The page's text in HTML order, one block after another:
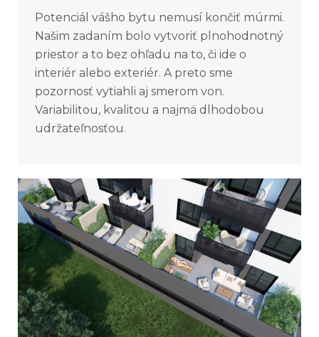
Potenciál vášho bytu nemusí končiť múrmi.
Našim zadaním bolo vytvoriť plnohodnotný
priestor a to bez ohľadu na to, či ide o
interiér alebo exteriér. A preto sme
pozornosť vytiahli aj smerom von.
Variabilitou, kvalitou a najmä dlhodobou
udržateľnosťou.